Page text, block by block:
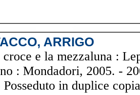
ARRIGO
e la mezzaluna :
: Mondadori, 2005. -
Posseduto in duplice